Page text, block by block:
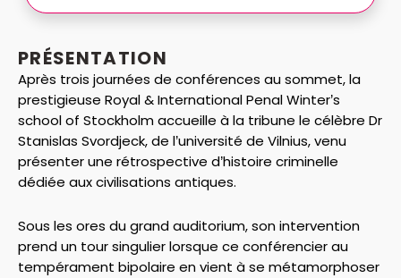
PRÉSENTATION
Après trois journées de conférences au sommet, la
prestigieuse Royal & International Penal Winter’s
school of Stockholm accueille à la tribune le célèbre Dr
Stanislas Svordjeck, de l’université de Vilnius, venu
présenter une rétrospective d’histoire criminelle
dédiée aux civilisations antiques.
Sous les ores du grand auditorium, son intervention
prend un tour singulier lorsque ce conférencier au
tempérament bipolaire en vient à se métamorphoser